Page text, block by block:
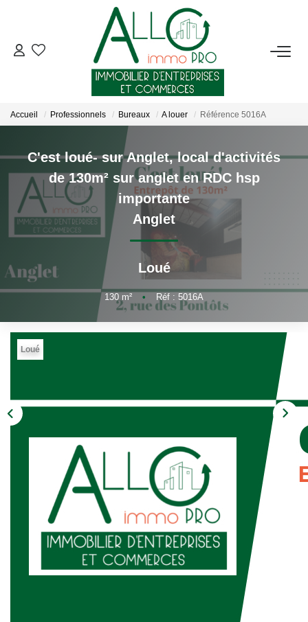
ACHETER
LOUER
NOTRE AGENCE
Qui Sommes-Nous ?
Nous Rejoindre
Nos Actualités
CONTACT
Accueil Professionnels Bureaux A louer Référence 5016A
C'est loué- sur Anglet, local d'activités
de 130m² sur anglet en RDC hsp
importante
Anglet
Loué
130 m² • Réf : 5016A
Loué
Description